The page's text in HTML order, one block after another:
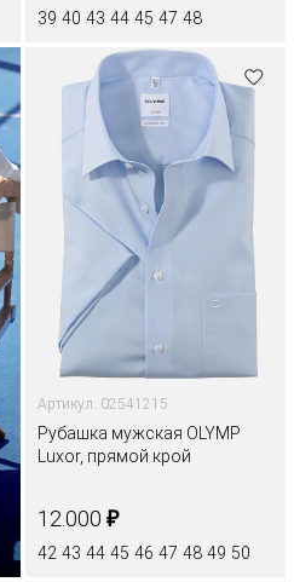
39 40 43 44 45 47 48
Артикул: 02541215
Рубашка мужская OLYMP
Luxor, прямой крой
12.000 ₽
42 43 44 45 46 47 48 49 50